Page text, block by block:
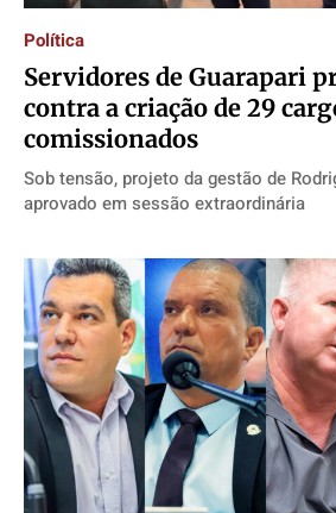
Política
Servidores de Guarapari
contra a criação de 29
comissionados
Sob tensão, projeto da gestão de
aprovado em sessão extraordinária